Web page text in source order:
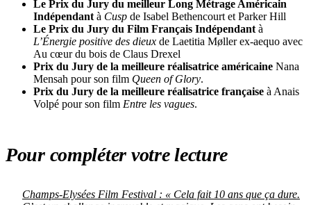
Le Prix du Jury du meilleur Long Métrage Américain
Indépendant à Cusp de Isabel Bethencourt et Parker Hill
Le Prix du Jury du Film Français Indépendant à
L’Énergie positive des dieux de Laetitia Møller ex-aequo avec
Au cœur du bois de Claus Drexel
Prix du Jury de la meilleure réalisatrice américaine Nana
Mensah pour son film Queen of Glory.
Prix du Jury de la meilleure réalisatrice française à Anais
Volpé pour son film Entre les vagues.
Pour compléter votre lecture
Champs-Elysées Film Festival : « Cela fait 10 ans que ça dure.